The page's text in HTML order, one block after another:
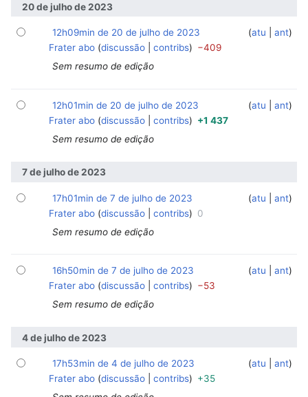
20 de julho de 2023
atu ant
12h09min de 20 de julho de 2023
Frater abo discussão contribs
−409
Sem resumo de edição
atu ant
12h01min de 20 de julho de 2023
Frater abo discussão contribs
+1 437
Sem resumo de edição
7 de julho de 2023
atu ant
17h01min de 7 de julho de 2023
Frater abo discussão contribs
0
Sem resumo de edição
atu ant
16h50min de 7 de julho de 2023
Frater abo discussão contribs
−53
Sem resumo de edição
4 de julho de 2023
atu ant
17h53min de 4 de julho de 2023
Frater abo discussão contribs
+35